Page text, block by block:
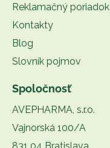
Reklamačný poriadok
Kontakty
Blog
Slovník pojmov
Spoločnosť
AVEPHARMA, s.r.o.
Vajnorská 100/A